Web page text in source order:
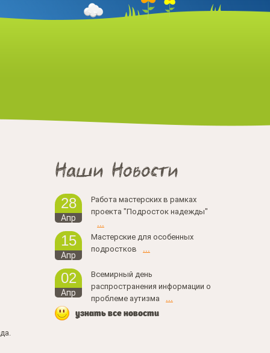
Наши Новости
Работа мастерских в рамках
проекта "Подросток надежды"
...
28
Апр
Мастерские для особенных
подростков
...
15
Апр
Всемирный день
распространения информации о
проблеме аутизма
...
02
Апр
узнать все новости